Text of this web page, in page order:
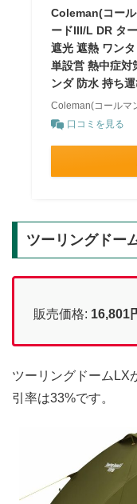
Coleman(コー
ードIII/L DR タ
遮光 遮熱 ワン
単設営 熱中症対
ンダ 防水 持ち
Coleman(コールマ
口コミを見る
ツーリングドー
販売価格: 16,801
ツーリングドームLX
引率は33%です。